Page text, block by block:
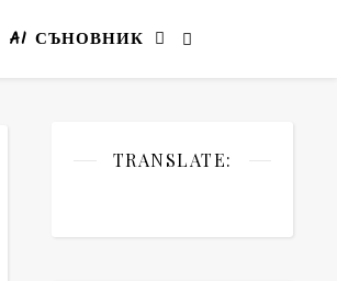
AI СЪНОВНИК
TRANSLATE: